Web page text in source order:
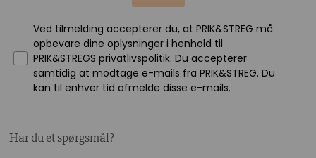
Har du et spørgsmål?
Ved tilmelding accepterer du, at PRIK&STREG må
opbevare dine oplysninger i henhold til
PRIK&STREGS privatlivspolitik. Du accepterer
samtidig at modtage e-mails fra PRIK&STREG. Du
kan til enhver tid afmelde disse e-mails.